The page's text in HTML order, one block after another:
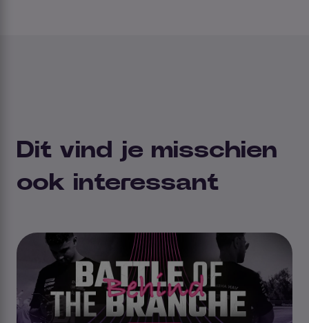
Dit vind je misschien
ook interessant